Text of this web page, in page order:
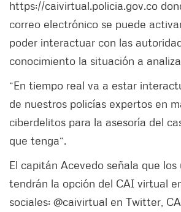
https://caivirtual.policia.gov.co
correo electrónico se puede
poder interactuar con las
conocimiento la situación a
“En tiempo real va a estar
de nuestros policías expertos en
ciberdelitos para la asesoría del
que tenga“.
El capitán Acevedo señala que
tendrán la opción del CAI virtual
sociales: @caivirtual en Twitter,